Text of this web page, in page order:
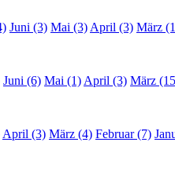
Juni (3) Mai (3)April (3) März
Juni (6) Mai (1)April (3) März
April (3) März (4) Februar (7)